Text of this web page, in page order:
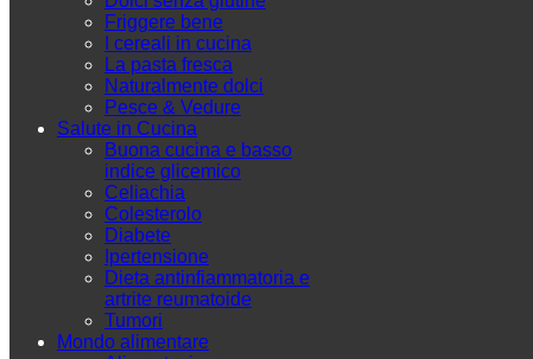
Friggere bene
I cereali in cucina
La pasta fresca
Naturalmente dolci
Pesce & Vedure
Salute in Cucina
Buona cucina e basso
indice glicemico
Celiachia
Colesterolo
Diabete
Ipertensione
Dieta antinfiammatoria e
artrite reumatoide
Tumori
Mondo alimentare